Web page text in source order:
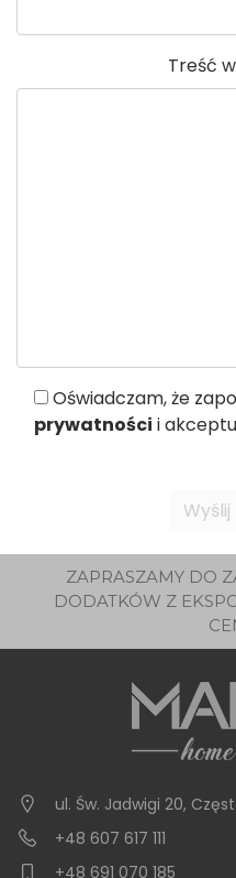
Treść
Oświadczam, że
prywatności i
ZAPRASZAMY DO
DODATKÓW Z
ul. Św. Jadwigi 20,
+48 607 617 111
+48 691 070 185